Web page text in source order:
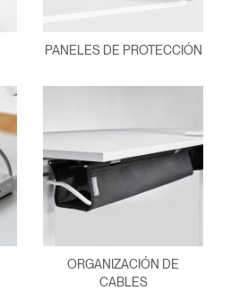
PANELES DE PROTECCIÓN
ORGANIZACIÓN DE
CABLES